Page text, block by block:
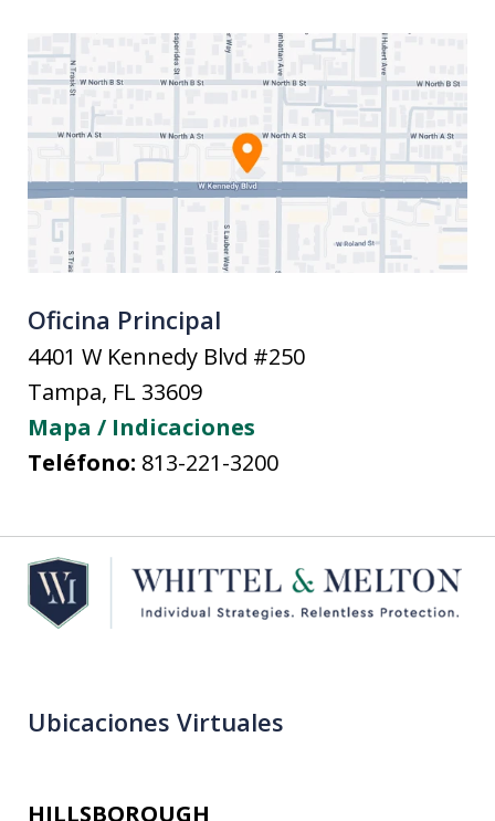
Oficina Principal
4401 W Kennedy Blvd #250
Tampa, FL 33609
Mapa / Indicaciones
Teléfono: 813-221-3200
Ubicaciones Virtuales
HILLSBOROUGH